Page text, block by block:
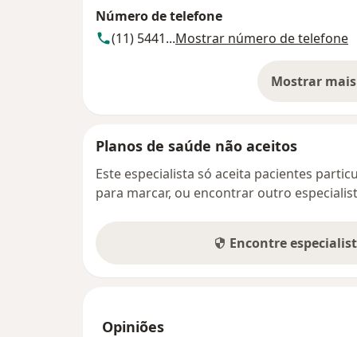
Número de telefone
(11) 5441...Mostrar número de telefone
Mostrar
Planos de saúde não aceitos
Este especialista só aceita pacientes
para marcar, ou encontrar outro
Encontre
Opiniões